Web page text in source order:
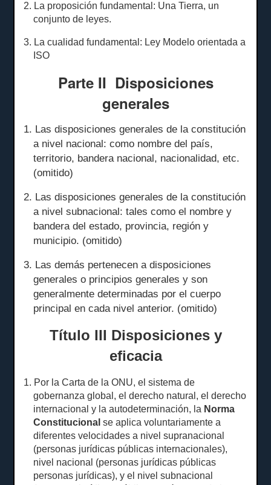
2. La proposición fundamental: Una Tierra, un
conjunto de leyes.
3. La cualidad fundamental: Ley Modelo orientada a
ISO
Parte II Disposiciones
generales
1. Las disposiciones generales de la constitución
a nivel nacional: como nombre del país,
territorio, bandera nacional, nacionalidad, etc.
(omitido)
2. Las disposiciones generales de la constitución
a nivel subnacional: tales como el nombre y
bandera del estado, provincia, región y
municipio. (omitido)
3. Las demás pertenecen a disposiciones
generales o principios generales y son
generalmente determinadas por el cuerpo
principal en cada nivel anterior. (omitido)
Título III Disposiciones y
eficacia
1. Por la Carta de la ONU, el sistema de
gobernanza global, el derecho natural, el derecho
internacional y la autodeterminación, la Norma
Constitucional se aplica voluntariamente a
diferentes velocidades a nivel supranacional
(personas jurídicas públicas internacionales),
nivel nacional (personas jurídicas públicas
personas jurídicas), y el nivel subnacional